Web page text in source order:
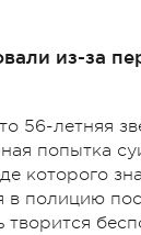
из-за
56-летняя
попытка
которого
в полицию
творится